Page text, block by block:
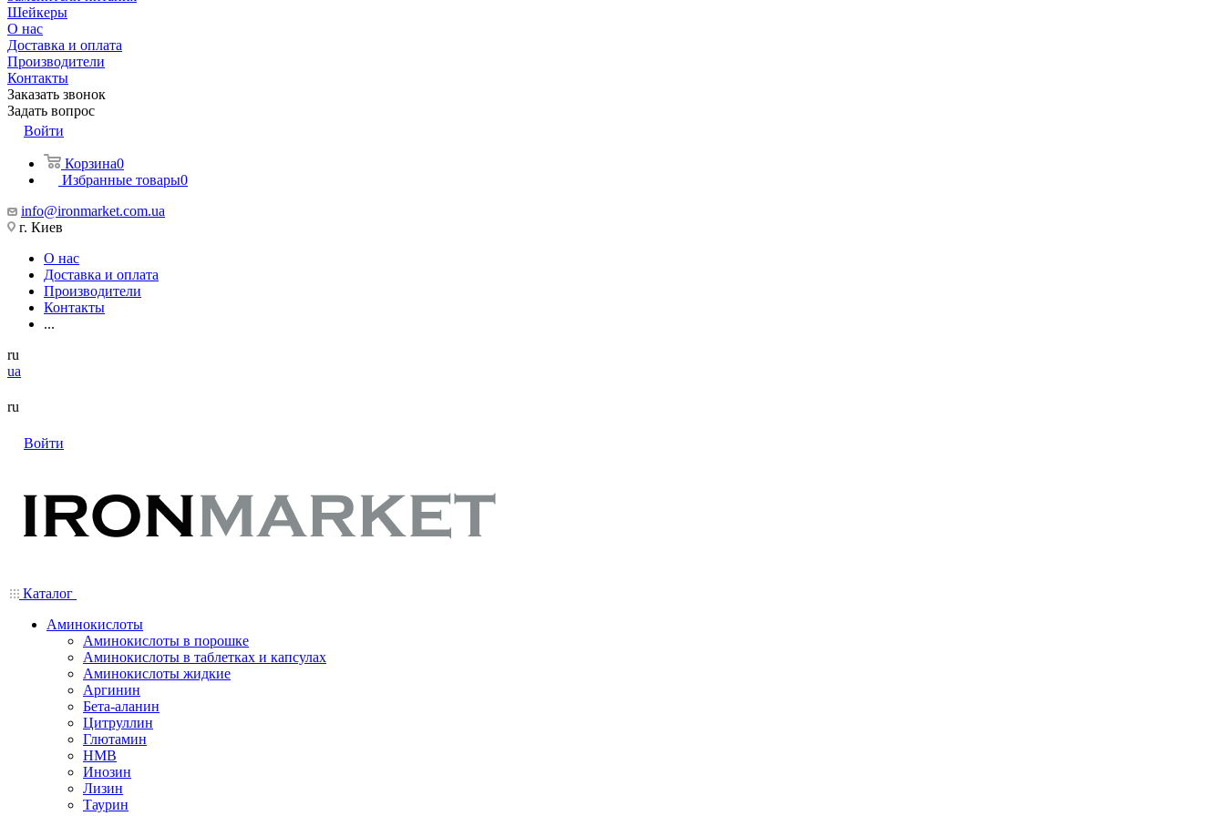
Шейкеры
О нас
Доставка и оплата
Производители
Контакты
Заказать звонок
Задать вопрос
Войти
Корзина0
Избранные товары0
info@ironmarket.com.ua
г. Киев
О нас
Доставка и оплата
Производители
Контакты
...
ru
ua
ru
Войти
Каталог
Аминокислоты
Аминокислоты в порошке
Аминокислоты в таблетках и капсулах
Аминокислоты жидкие
Аргинин
Бета-аланин
Цитруллин
Глютамин
HMB
Инозин
Лизин
Таурин